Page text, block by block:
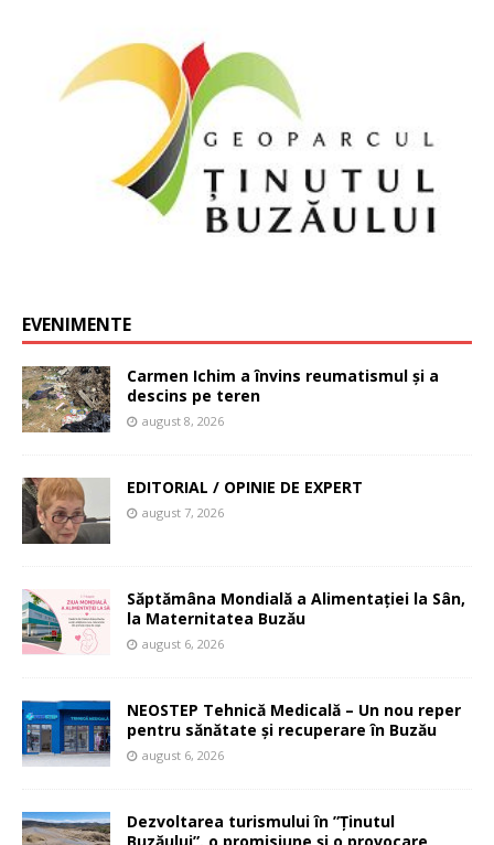
EVENIMENTE
Carmen Ichim a învins reumatismul și a
descins pe teren
august 8, 2026
EDITORIAL / OPINIE DE EXPERT
august 7, 2026
Săptămâna Mondială a Alimentației la Sân,
la Maternitatea Buzău
august 6, 2026
NEOSTEP Tehnică Medicală – Un nou reper
pentru sănătate și recuperare în Buzău
august 6, 2026
Dezvoltarea turismului în ”Ținutul